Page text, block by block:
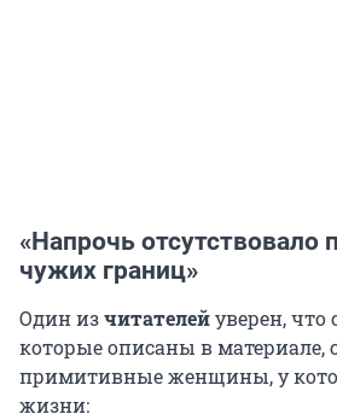
«Напрочь отсутствовало
чужих границ»
Один изчитателейуверен, что
которые описаны в материале,
примитивные женщины, у
жизни: